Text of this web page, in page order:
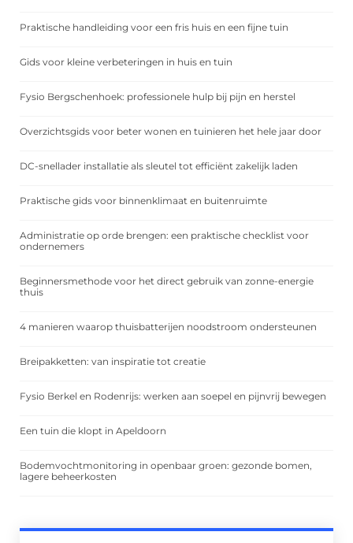
Praktische handleiding voor een fris huis en een fijne tuin
Gids voor kleine verbeteringen in huis en tuin
Fysio Bergschenhoek: professionele hulp bij pijn en herstel
Overzichtsgids voor beter wonen en tuinieren het hele jaar door
DC-snellader installatie als sleutel tot efficiënt zakelijk laden
Praktische gids voor binnenklimaat en buitenruimte
Administratie op orde brengen: een praktische checklist voor
ondernemers
Beginnersmethode voor het direct gebruik van zonne-energie
thuis
4 manieren waarop thuisbatterijen noodstroom ondersteunen
Breipakketten: van inspiratie tot creatie
Fysio Berkel en Rodenrijs: werken aan soepel en pijnvrij bewegen
Een tuin die klopt in Apeldoorn
Bodemvochtmonitoring in openbaar groen: gezonde bomen,
lagere beheerkosten